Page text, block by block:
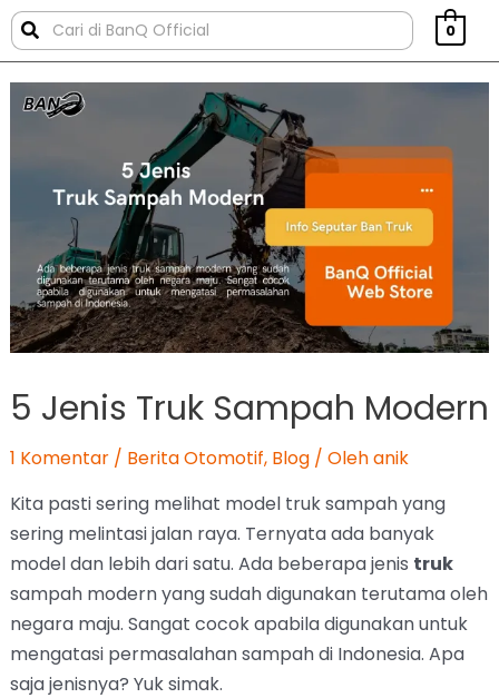
0
5 Jenis Truk Sampah Modern
1 Komentar / Berita Otomotif, Blog/ Olehanik
Kita pasti sering melihat model truk sampah yang
sering melintasi jalan raya. Ternyata ada banyak
model dan lebih dari satu. Ada beberapa jenis truk
sampah modern yang sudah digunakan terutama oleh
negara maju. Sangat cocok apabila digunakan untuk
mengatasi permasalahan sampah di Indonesia. Apa
saja jenisnya? Yuk simak.